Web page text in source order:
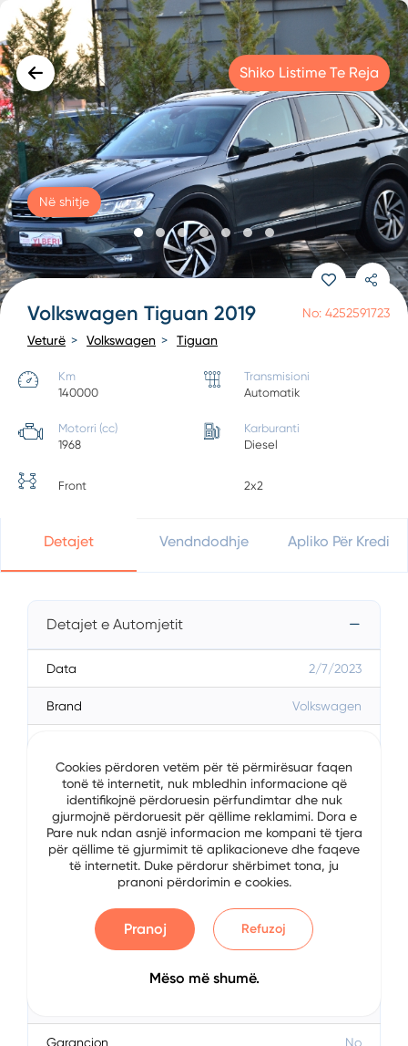
Shiko Listime Te Reja
No: 4252591723
Në shitje
Volkswagen Tiguan 2019
Veturë Volkswagen Tiguan
Km
140000
Transmisioni
Automatik
Motorri (cc)
1968
Karburanti
Diesel
Front 2x2
Detajet Vendndodhje Apliko Për Kredi
Detajet e Automjetit
Data 2/7/2023
Brand Volkswagen
Viti 2019
Karburanti Diesel
Transmisioni Automatik
Motorri (cc)
Garancion No
Cookies përdoren vetëm për të përmirësuar faqen
tonë të internetit, nuk mbledhin informacione që
identifikojnë përdoruesin përfundimtar dhe nuk
gjurmojnë përdoruesit për qëllime reklamimi. Dora e
Pare nuk ndan asnjë informacion me kompani të tjera
për qëllime të gjurmimit të aplikacioneve dhe faqeve
të internetit. Duke përdorur shërbimet tona, ju
pranoni përdorimin e cookies.
Pranoj Refuzoj
Mëso më shumë.